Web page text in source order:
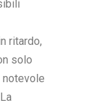
ritardo,
solo
notevole